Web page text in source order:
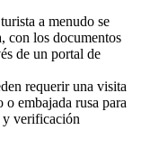
a menudo se
con los documentos
de un portal de
requerir una visita
o embajada rusa para
y verificación